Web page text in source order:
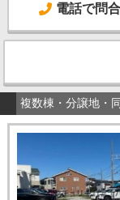
電話で問
複数棟・分譲地・